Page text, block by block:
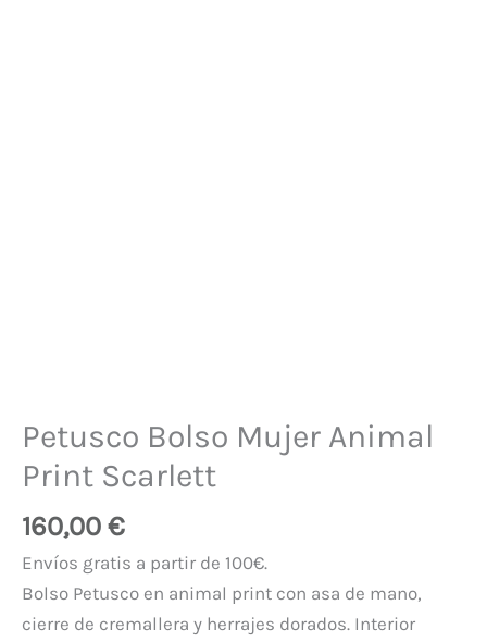
Petusco Bolso Mujer Animal
Print Scarlett
160,00 €
Envíos gratis a partir de 100€.
Bolso Petusco en animal print con asa de mano,
cierre de cremallera y herrajes dorados. Interior